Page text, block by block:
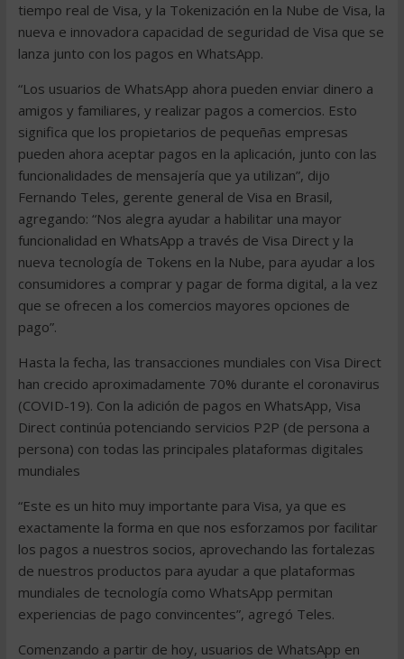
tiempo real de Visa, y la Tokenización en la Nube de Visa, la
nueva e innovadora capacidad de seguridad de Visa que se
lanza junto con los pagos en WhatsApp.
“Los usuarios de WhatsApp ahora pueden enviar dinero a
amigos y familiares, y realizar pagos a comercios. Esto
significa que los propietarios de pequeñas empresas
pueden ahora aceptar pagos en la aplicación, junto con las
funcionalidades de mensajería que ya utilizan”, dijo
Fernando Teles, gerente general de Visa en Brasil,
agregando: “Nos alegra ayudar a habilitar una mayor
funcionalidad en WhatsApp a través de Visa Direct y la
nueva tecnología de Tokens en la Nube, para ayudar a los
consumidores a comprar y pagar de forma digital, a la vez
que se ofrecen a los comercios mayores opciones de
pago”.
Hasta la fecha, las transacciones mundiales con Visa Direct
han crecido aproximadamente 70% durante el coronavirus
(COVID-19). Con la adición de pagos en WhatsApp, Visa
Direct continúa potenciando servicios P2P (de persona a
persona) con todas las principales plataformas digitales
mundiales
“Este es un hito muy importante para Visa, ya que es
exactamente la forma en que nos esforzamos por facilitar
los pagos a nuestros socios, aprovechando las fortalezas
de nuestros productos para ayudar a que plataformas
mundiales de tecnología como WhatsApp permitan
experiencias de pago convincentes”, agregó Teles.
Comenzando a partir de hoy, usuarios de WhatsApp en